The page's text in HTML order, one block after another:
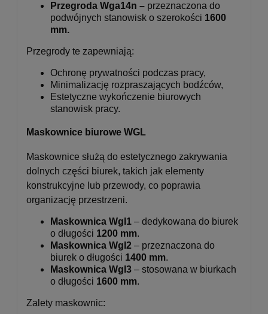
Przegroda Wga14n – przeznaczona do
podwójnych stanowisk o szerokości 1600
mm.
Przegrody te zapewniają:
Ochronę prywatności podczas pracy,
Minimalizację rozpraszających bodźców,
Estetyczne wykończenie biurowych
stanowisk pracy.
Maskownice biurowe WGL
Maskownice służą do estetycznego zakrywania
dolnych części biurek, takich jak elementy
konstrukcyjne lub przewody, co poprawia
organizację przestrzeni.
Maskownica Wgl1 – dedykowana do biurek
o długości 1200 mm.
Maskownica Wgl2 – przeznaczona do
biurek o długości 1400 mm.
Maskownica Wgl3 – stosowana w biurkach
o długości 1600 mm.
Zalety maskownic: